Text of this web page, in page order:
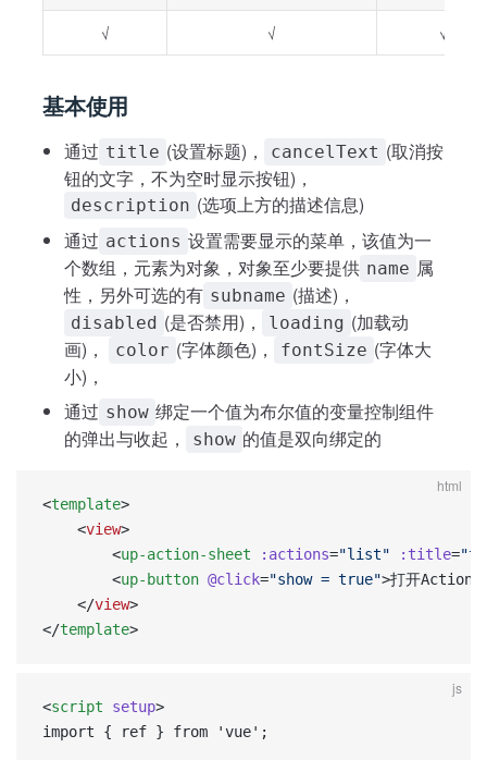
√ √ √
基本使用
通过 title (设置标题)， cancelText (取消按
钮的文字，不为空时显示按钮)，
description (选项上方的描述信息)
通过 actions 设置需要显示的菜单，该值为一
个数组，元素为对象，对象至少要提供 name 属
性，另外可选的有 subname (描述)，
disabled (是否禁用)， loading (加载动
画)，
color (字体颜色)， fontSize (字体大
小)，
通过 show 绑定一个值为布尔值的变量控制组件
的弹出与收起，
show 的值是双向绑定的
html
<template>
	<
view>
		<
up-action-sheet :actions="list" :title=
		<
up-button @click="show = true">打开
	</
view>
</template>
js
<script setup>
import { ref } from 'vue';